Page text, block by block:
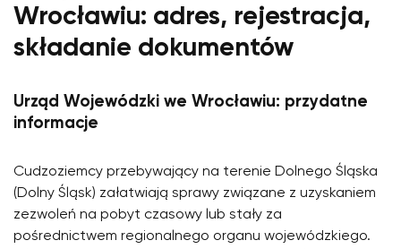
Wrocławiu: adres, rejestracja,
składanie dokumentów
Urząd Wojewódzki we Wrocławiu: przydatne
informacje
Cudzoziemcy przebywający na terenie Dolnego Śląska
(Dolny Śląsk) załatwiają sprawy związane z uzyskaniem
zezwoleń na pobyt czasowy lub stały za
pośrednictwem regionalnego organu wojewódzkiego.